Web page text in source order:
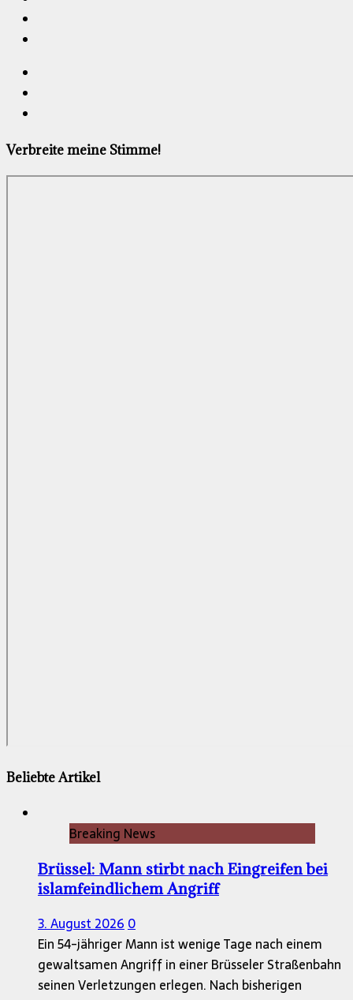
Verbreite meine Stimme!
Beliebte Artikel
Breaking News
Brüssel: Mann stirbt nach Eingreifen bei
islamfeindlichem Angriff
3. August 2026 0
Ein 54-jähriger Mann ist wenige Tage nach einem
gewaltsamen Angriff in einer Brüsseler Straßenbahn
seinen Verletzungen erlegen. Nach bisherigen